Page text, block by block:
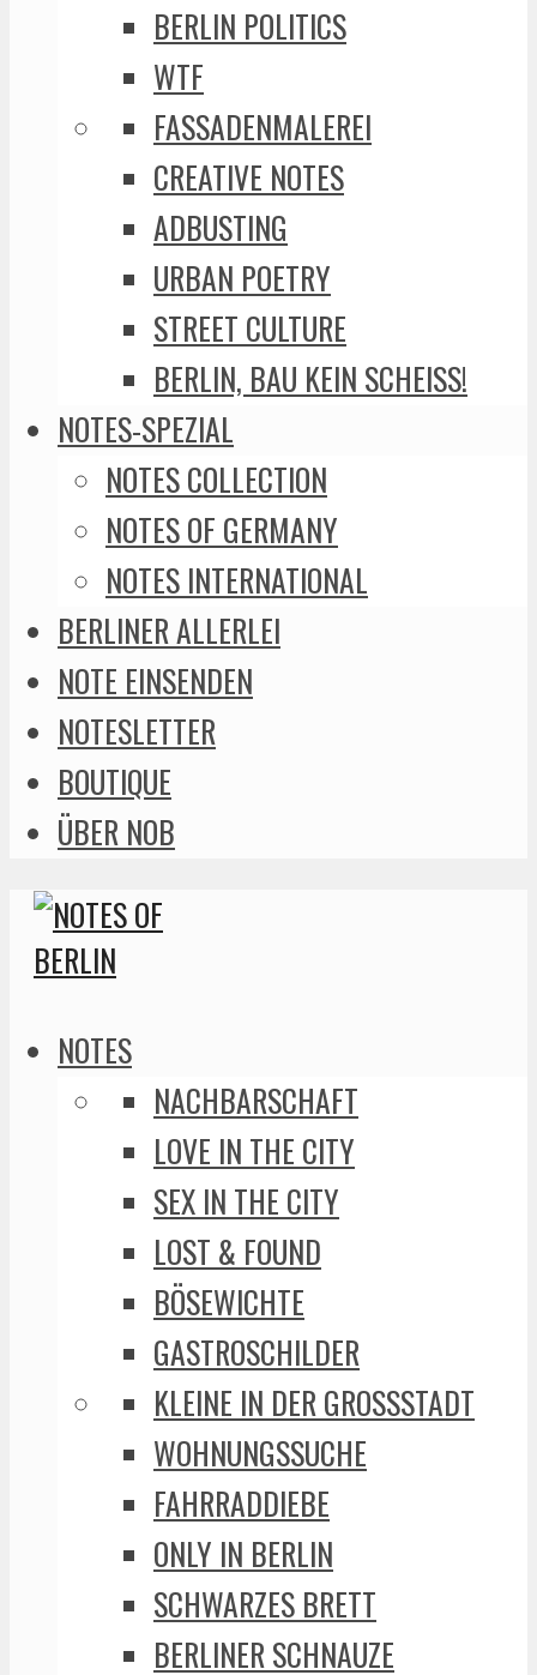
BERLIN POLITICS
WTF
FASSADENMALEREI
CREATIVE NOTES
ADBUSTING
URBAN POETRY
STREET CULTURE
BERLIN, BAU KEIN SCHEISS!
NOTES-SPEZIAL
NOTES COLLECTION
NOTES OF GERMANY
NOTES INTERNATIONAL
BERLINER ALLERLEI
NOTE EINSENDEN
NOTESLETTER
BOUTIQUE
ÜBER NOB
NOTES
NACHBARSCHAFT
LOVE IN THE CITY
SEX IN THE CITY
LOST & FOUND
BÖSEWICHTE
GASTROSCHILDER
KLEINE IN DER GROSSSTADT
WOHNUNGSSUCHE
FAHRRADDIEBE
ONLY IN BERLIN
SCHWARZES BRETT
BERLINER SCHNAUZE